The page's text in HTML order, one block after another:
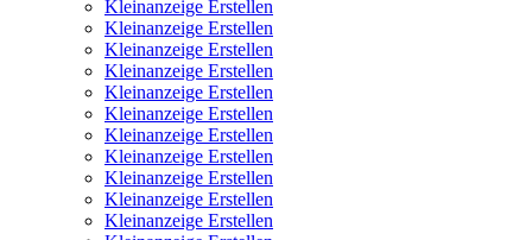
Kleinanzeige Erstellen
Kleinanzeige Erstellen
Kleinanzeige Erstellen
Kleinanzeige Erstellen
Kleinanzeige Erstellen
Kleinanzeige Erstellen
Kleinanzeige Erstellen
Kleinanzeige Erstellen
Kleinanzeige Erstellen
Kleinanzeige Erstellen
Kleinanzeige Erstellen